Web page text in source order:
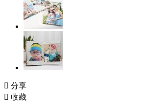
 分享
 收藏